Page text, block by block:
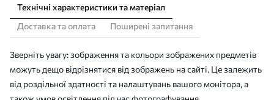
Технічні характеристики та матеріал
Доставка та оплата
Поширені запитання
Зверніть увагу: зображення та кольори зображених предметів
можуть дещо відрізнятися від зображень на сайті. Це залежить
від роздільної здатності та налаштувань вашого монітора, а